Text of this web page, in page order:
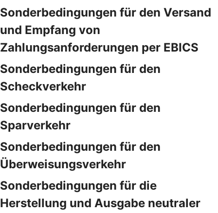
Sonderbedingungen für den Versand
und Empfang von
Zahlungsanforderungen per EBICS
Sonderbedingungen für den
Scheckverkehr
Sonderbedingungen für den
Sparverkehr
Sonderbedingungen für den
Überweisungsverkehr
Sonderbedingungen für die
Herstellung und Ausgabe neutraler